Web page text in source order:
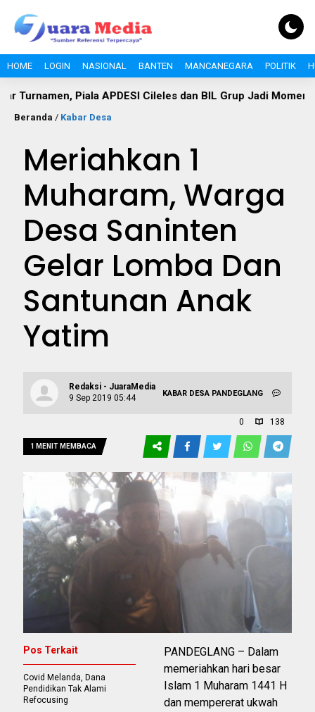
HOME LOGIN NASIONAL BANTEN MANCANEGARA POLITIK
Piala APDESI Cileles dan BIL Grup Jadi Momentum
Beranda / Kabar Desa
Meriahkan 1
Muharam, Warga
Desa Saninten
Gelar Lomba Dan
Santunan Anak
Yatim
Redaksi - JuaraMedia
9 Sep 2019 05:44
KABAR DESA PANDEGLANG
0 138
1 MENIT MEMBACA
PANDEGLANG – Dalam
memeriahkan hari besar
Islam 1 Muharam 1441 H
dan mempererat ukwah
Pos Terkait
Covid Melanda, Dana
Pendidikan Tak Alami
Refocusing